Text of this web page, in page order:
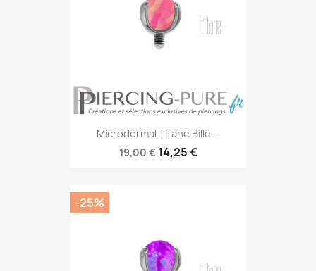
Microdermal Titane Bille...
19,00 € 14,25 €
-25%